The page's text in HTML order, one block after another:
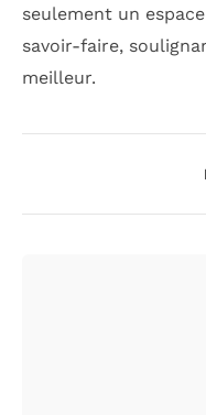
seulement un
savoir-faire,
meilleur.